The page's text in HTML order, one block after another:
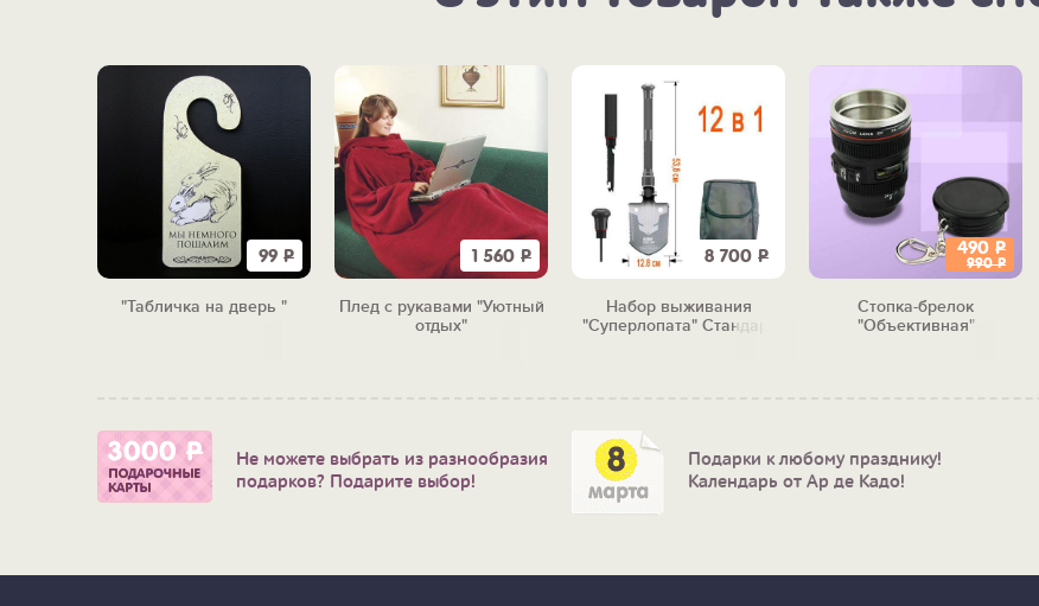
99 Р
"Табличка на дверь "
1 560 Р
Плед с рукавами "Уютный
отдых"
8 700 Р
Набор выживания
"Суперлопата" Стандарт
490 Р
990Р
Стопка-брелок
"Объективная"
Не можете выбрать из разнообразия
подарков? Подарите выбор!
Подарки к любому празднику!
Календарь от Ар де Кадо!